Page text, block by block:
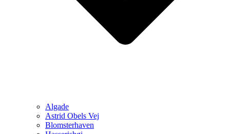
Algade
Astrid Obels Vej
Blomsterhaven